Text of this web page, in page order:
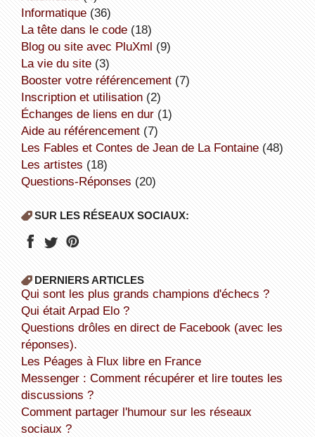
informatique(36)
la tête dans le code(18)
Blog ou site avec PluXml (9)
la vie du site(3)
booster votre référencement(7)
inscription et utilisation(2)
échanges de liens en dur(1)
aide au référencement(7)
Les Fables et Contes de Jean de La Fontaine(48)
Les artistes (18)
Questions-Réponses (20)
SUR LES RÉSEAUX SOCIAUX:
DERNIERS ARTICLES
Qui sont les plus grands champions d'échecs ?
Qui était Arpad Elo ?
Questions drôles en direct de Facebook (avec les
réponses).
Les Péages à Flux libre en France
Messenger : Comment récupérer et lire toutes les
discussions ?
Comment partager l'humour sur les réseaux
sociaux ?